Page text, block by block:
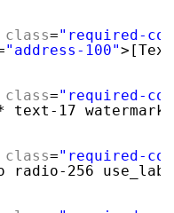
class="required-
"address-100"
class="required-
text-17 watermark"
class="required-
256